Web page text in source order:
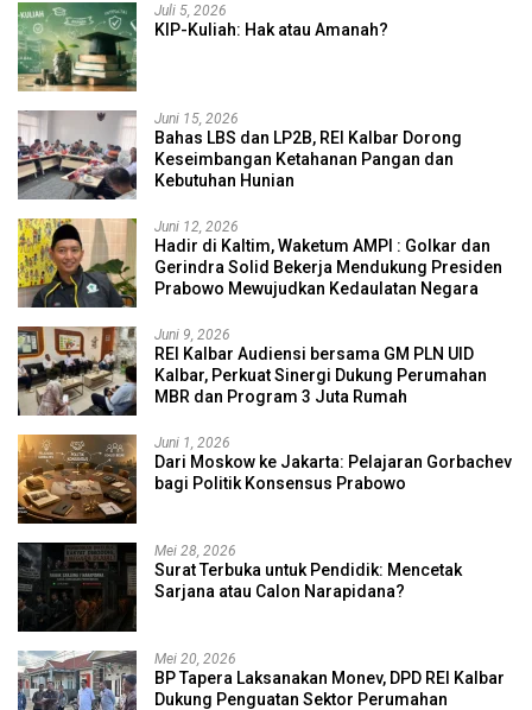
Juli 5, 2026
KIP-Kuliah: Hak atau Amanah?
Juni 15, 2026
Bahas LBS dan LP2B, REI Kalbar Dorong
Keseimbangan Ketahanan Pangan dan
Kebutuhan Hunian
Juni 12, 2026
Hadir di Kaltim, Waketum AMPI : Golkar dan
Gerindra Solid Bekerja Mendukung Presiden
Prabowo Mewujudkan Kedaulatan Negara
Juni 9, 2026
REI Kalbar Audiensi bersama GM PLN UID
Kalbar, Perkuat Sinergi Dukung Perumahan
MBR dan Program 3 Juta Rumah
Juni 1, 2026
Dari Moskow ke Jakarta: Pelajaran Gorbachev
bagi Politik Konsensus Prabowo
Mei 28, 2026
Surat Terbuka untuk Pendidik: Mencetak
Sarjana atau Calon Narapidana?
Mei 20, 2026
BP Tapera Laksanakan Monev, DPD REI Kalbar
Dukung Penguatan Sektor Perumahan